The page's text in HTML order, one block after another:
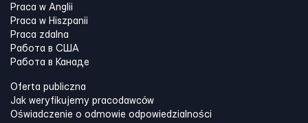
Praca w Anglii
Praca w Hiszpanii
Praca zdalna
Работа в США
Работа в Канадe
Oferta publiczna
Jak weryfikujemy pracodawców
Oświadczenie o odmowie odpowiedzialności